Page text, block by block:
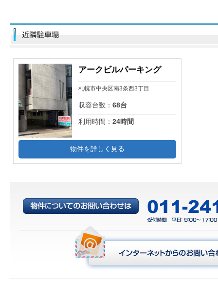
アークビルパーキング
札幌市中央区南3条西3丁目
収容台数：68台
利用時間：24時間
物件を詳しく見る